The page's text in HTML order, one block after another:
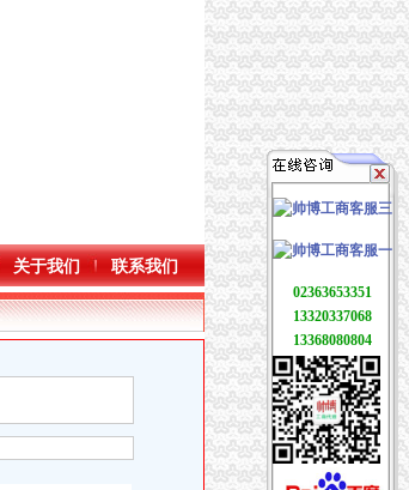
关于我们 联系我们
02363653351
13320337068
13368080804